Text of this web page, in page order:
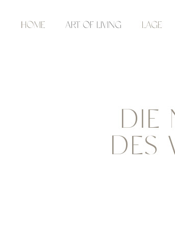
HOME ART OF LIVING LAGE
DIE
DES